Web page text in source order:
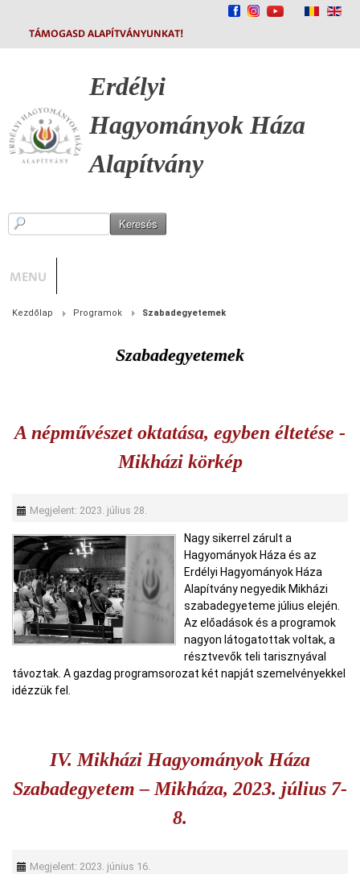
TÁMOGASD ALAPÍTVÁNYUNKAT!
Erdélyi
Hagyományok Háza
Alapítvány
MENU
Kezdőlap Programok Szabadegyetemek
Szabadegyetemek
A népművészet oktatása, egyben éltetése -
Mikházi körkép
Megjelent: 2023. július 28.
Nagy sikerrel zárult a
Hagyományok Háza és az
Erdélyi Hagyományok Háza
Alapítvány negyedik Mikházi
szabadegyeteme július elején.
Az előadások és a programok
nagyon látogatottak voltak, a
résztvevők teli tarisznyával
távoztak. A gazdag programsorozat két napját szemelvényekkel
idézzük fel.
IV. Mikházi Hagyományok Háza
Szabadegyetem – Mikháza, 2023. július 7-
8.
Megjelent: 2023. június 16.